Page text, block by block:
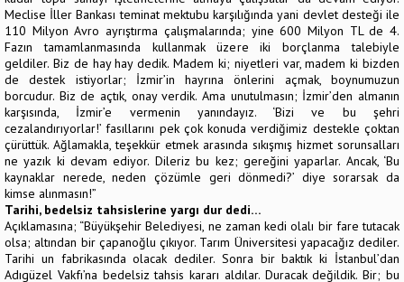
Meclise İller Bankası teminat mektubu karşılığında yani devlet desteği ile
110 Milyon Avro ayrıştırma çalışmalarında; yine 600 Milyon TL de 4.
Fazın tamamlanmasında kullanmak üzere iki borçlanma talebiyle
geldiler. Biz de hay hay dedik. Madem ki; niyetleri var, madem ki bizden
de destek istiyorlar; İzmir’in hayrına önlerini açmak, boynumuzun
borcudur. Biz de açtık, onay verdik. Ama unutulmasın; İzmir’den almanın
karşısında, İzmir’e vermenin yanındayız. ‘Bizi ve bu şehri
cezalandırıyorlar!’ fasıllarını pek çok konuda verdiğimiz destekle çoktan
çürüttük. Ağlamakla, teşekkür etmek arasında sıkışmış hizmet sorunsalları
ne yazık ki devam ediyor. Dileriz bu kez; gereğini yaparlar. Ancak, ‘Bu
kaynaklar nerede, neden çözümle geri dönmedi?’ diye sorarsak da
kimse alınmasın!”
Tarihi, bedelsiz tahsislerine yargı dur dedi…
Açıklamasına; “Büyükşehir Belediyesi, ne zaman kedi olalı bir fare tutacak
olsa; altından bir çapanoğlu çıkıyor. Tarım Üniversitesi yapacağız dediler.
Tarihi un fabrikasında olacak dediler. Sonra bir baktık ki İstanbul’dan
Adıgüzel Vakfı’na bedelsiz tahsis kararı aldılar. Duracak değildik. Bir; bu